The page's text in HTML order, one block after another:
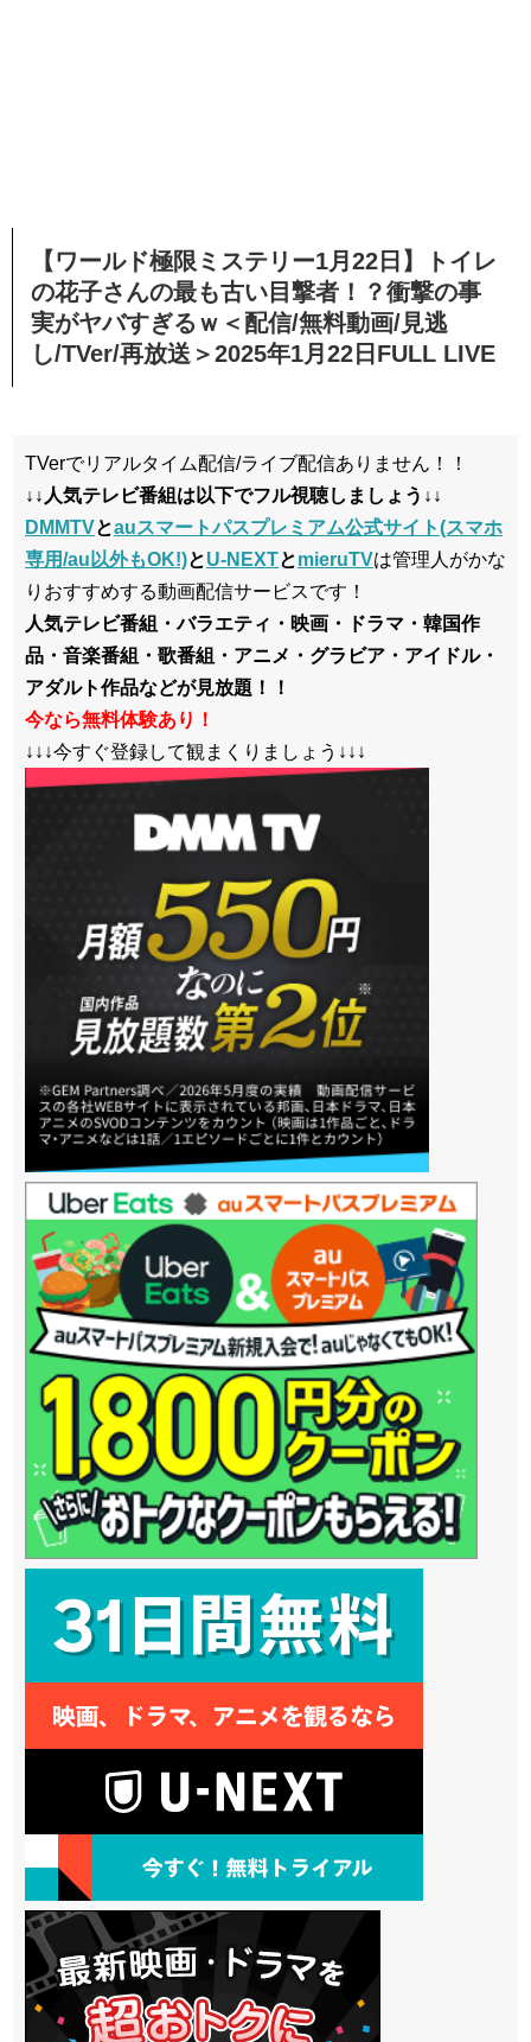
【ワールド極限ミステリー1月22日】トイレ
の花子さんの最も古い目撃者！？衝撃の事
実がヤバすぎるｗ＜配信/無料動画/見逃
し/TVer/再放送＞2025年1月22日FULL LIVE
TVerでリアルタイム配信/ライブ配信ありません！！
↓↓人気テレビ番組は以下でフル視聴しましょう↓↓
DMMTVとauスマートパスプレミアム公式サイト(スマホ
専用/au以外もOK!)とU-NEXTとmieruTVは管理人がかな
りおすすめする動画配信サービスです！
人気テレビ番組・バラエティ・映画・ドラマ・韓国作
品・音楽番組・歌番組・アニメ・グラビア・アイドル・
アダルト作品などが見放題！！
今なら無料体験あり！
↓↓↓今すぐ登録して観まくりましょう↓↓↓